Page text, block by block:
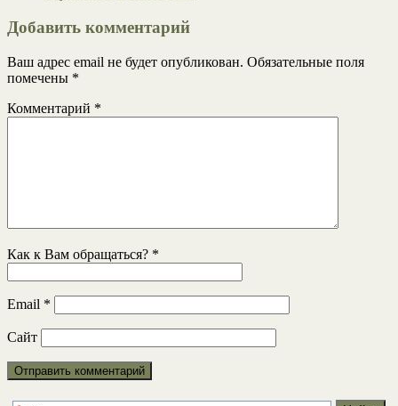
Добавить комментарий
Ваш адрес email не будет опубликован. Обязательные поля
помечены *
Комментарий *
Как к Вам обращаться? *
Email *
Сайт